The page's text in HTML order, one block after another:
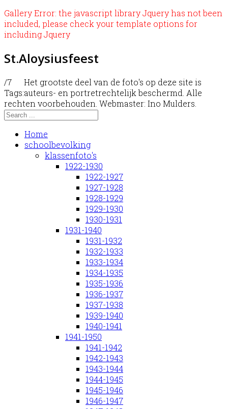
Gallery Error: the javascript library Jquery has not been
included, please check your template options for
including Jquery
St.Aloysiusfeest
/7
Tags:
Het grootste deel van de foto's op deze site is
auteurs- en portretrechtelijk beschermd. Alle
rechten voorbehouden. Webmaster: Ino Mulders.
Home
schoolbevolking
klassenfoto's
1922-1930
1922-1927
1927-1928
1928-1929
1929-1930
1930-1931
1931-1940
1931-1932
1932-1933
1933-1934
1934-1935
1935-1936
1936-1937
1937-1938
1939-1940
1940-1941
1941-1950
1941-1942
1942-1943
1943-1944
1944-1945
1945-1946
1946-1947